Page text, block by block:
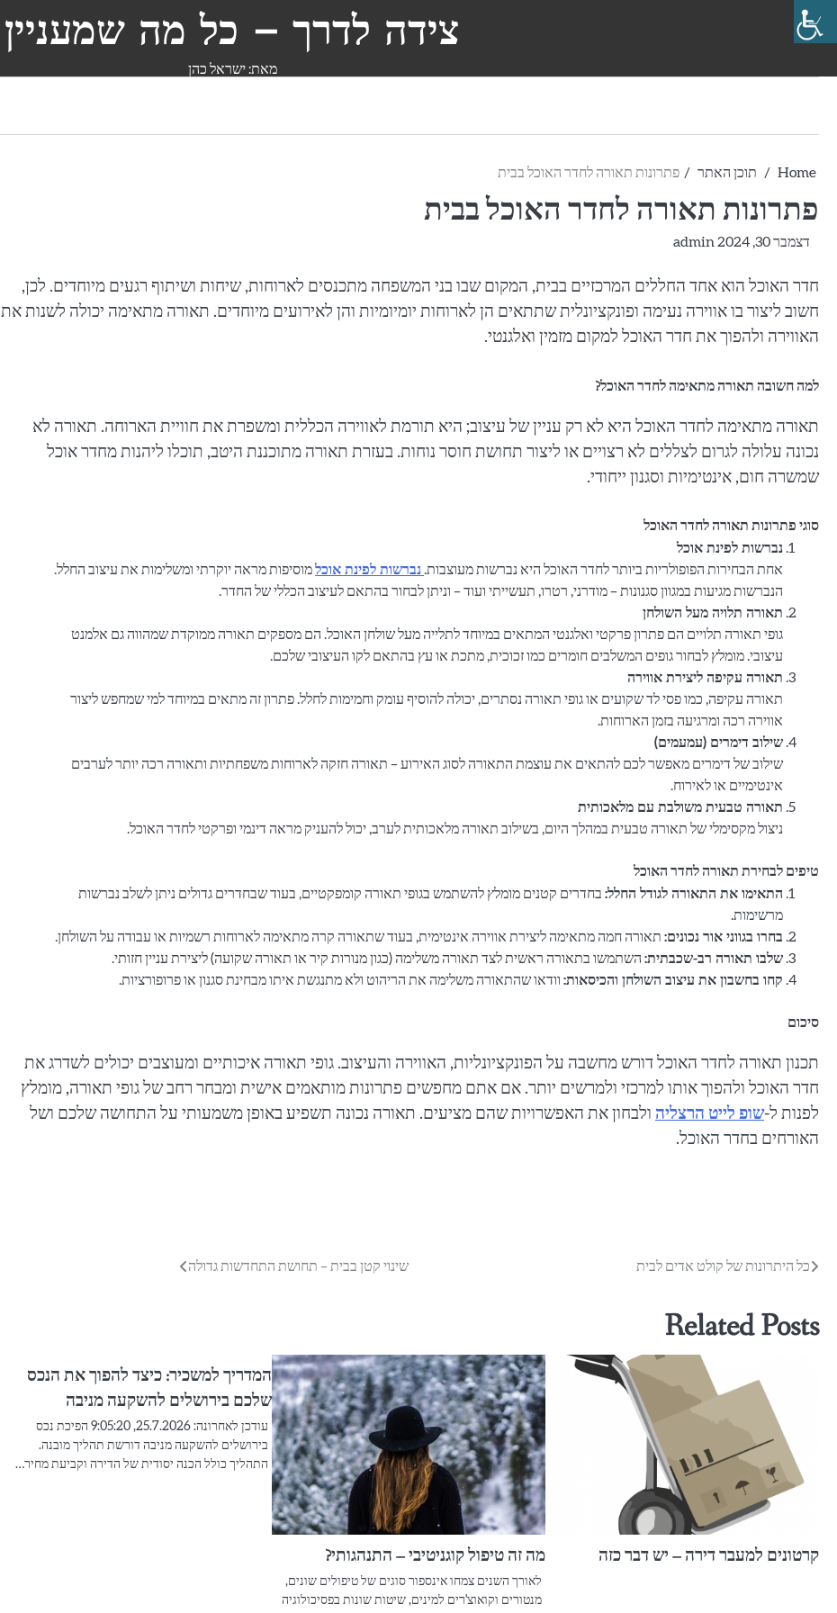
צידה לדרך – כל מה שמעניין
מאת: ישראל כהן
Home תוכן האתר פתרונות תאורה לחדר האוכל בבית
פתרונות תאורה לחדר האוכל בבית
דצמבר 30, 2024 admin
חדר האוכל הוא אחד החללים המרכזיים בבית, המקום שבו בני המשפחה מתכנסים לארוחות, שיחות ושיתוף רגעים מיוחדים. לכן,
חשוב ליצור בו אווירה נעימה ופונקציונלית שתתאים הן לארוחות יומיומיות והן לאירועים מיוחדים. תאורה מתאימה יכולה לשנות את
האווירה ולהפוך את חדר האוכל למקום מזמין ואלגנטי.
למה חשובה תאורה מתאימה לחדר האוכל?
תאורה מתאימה לחדר האוכל היא לא רק עניין של עיצוב; היא תורמת לאווירה הכללית ומשפרת את חוויית הארוחה. תאורה לא
נכונה עלולה לגרום לצללים לא רצויים או ליצור תחושת חוסר נוחות. בעזרת תאורה מתוכננת היטב, תוכלו ליהנות מחדר אוכל
שמשרה חום, אינטימיות וסגנון ייחודי.
סוגי פתרונות תאורה לחדר האוכל
נברשות לפינת אוכל
אחת הבחירות הפופולריות ביותר לחדר האוכל היא נברשות מעוצבות. נברשות לפינת אוכלמוסיפות מראה יוקרתי ומשלימות את עיצוב החלל.
הנברשות מגיעות במגוון סגנונות – מודרני, רטרו, תעשייתי ועוד – וניתן לבחור בהתאם לעיצוב הכללי של החדר.
תאורה תלויה מעל השולחן
גופי תאורה תלויים הם פתרון פרקטי ואלגנטי המתאים במיוחד לתלייה מעל שולחן האוכל. הם מספקים תאורה ממוקדת שמהווה גם אלמנט
עיצובי. מומלץ לבחור גופים המשלבים חומרים כמו זכוכית, מתכת או עץ בהתאם לקו העיצובי שלכם.
תאורה עקיפה ליצירת אווירה
תאורה עקיפה, כמו פסי לד שקועים או גופי תאורה נסתרים, יכולה להוסיף עומק וחמימות לחלל. פתרון זה מתאים במיוחד למי שמחפש ליצור
אווירה רכה ומרגיעה בזמן הארוחות.
שילוב דימרים (עמעמים)
שילוב של דימרים מאפשר לכם להתאים את עוצמת התאורה לסוג האירוע – תאורה חזקה לארוחות משפחתיות ותאורה רכה יותר לערבים
אינטימיים או לאירוח.
תאורה טבעית משולבת עם מלאכותית
ניצול מקסימלי של תאורה טבעית במהלך היום, בשילוב תאורה מלאכותית לערב, יכול להעניק מראה דינמי ופרקטי לחדר האוכל.
טיפים לבחירת תאורה לחדר האוכל
התאימו את התאורה לגודל החלל: בחדרים קטנים מומלץ להשתמש בגופי תאורה קומפקטיים, בעוד שבחדרים גדולים ניתן לשלב נברשות
מרשימות.
בחרו בגווני אור נכונים: תאורה חמה מתאימה ליצירת אווירה אינטימית, בעוד שתאורה קרה מתאימה לארוחות רשמיות או עבודה על השולחן.
שלבו תאורה רב-שכבתית: השתמשו בתאורה ראשית לצד תאורה משלימה (כגון מנורות קיר או תאורה שקועה) ליצירת עניין חזותי.
קחו בחשבון את עיצוב השולחן והכיסאות: וודאו שהתאורה משלימה את הריהוט ולא מתנגשת איתו מבחינת סגנון או פרופורציות.
סיכום
תכנון תאורה לחדר האוכל דורש מחשבה על הפונקציונליות, האווירה והעיצוב. גופי תאורה איכותיים ומעוצבים יכולים לשדרג את
חדר האוכל ולהפוך אותו למרכזי ולמרשים יותר. אם אתם מחפשים פתרונות מותאמים אישית ומבחר רחב של גופי תאורה, מומלץ
לפנות ל-שופ לייט הרצליה ולבחון את האפשרויות שהם מציעים. תאורה נכונה תשפיע באופן משמעותי על התחושה שלכם ושל
האורחים בחדר האוכל.
ניווט
כל היתרונות של קולט אדים לבית שינוי קטן בבית – תחושת התחדשות גדולה
Related Posts
קרטונים למעבר דירה – יש דבר כזה מה זה טיפול קוגניטיבי – התנהגותי?
לאורך השנים צמחו אינספור סוגים של טיפולים שונים,
מנטורים וקואוצ'רים למינים, שיטות שונות בפסיכולוגיה
המדריך למשכיר: כיצד להפוך את הנכס
שלכם בירושלים להשקעה מניבה
עודכן לאחרונה: 25.7.2026, 9:05:20 הפיכת נכס
בירושלים להשקעה מניבה דורשת תהליך מובנה.
התהליך כולל הכנה יסודית של הדירה וקביעת מחיר…